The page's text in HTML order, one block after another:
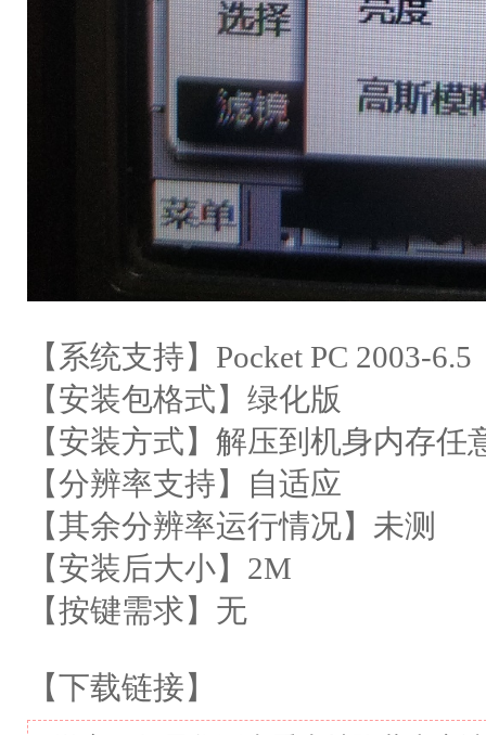
【系统支持】Pocket PC 2003-6.5
【安装包格式】绿化版
【安装方式】解压到机身内存任
【分辨率支持】自适应
【其余分辨率运行情况】未测
【安装后大小】2M
【按键需求】无
【下载链接】